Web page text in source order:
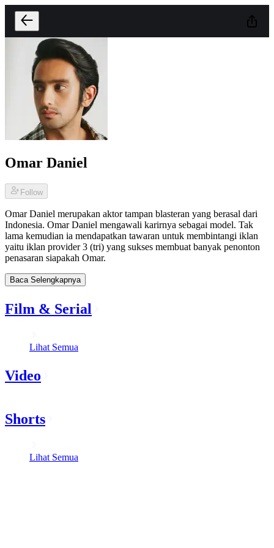
Omar Daniel
Follow
Omar Daniel merupakan aktor tampan blasteran yang berasal dari
Indonesia. Omar Daniel mengawali karirnya sebagai model. Tak
lama kemudian ia mendapatkan tawaran untuk membintangi iklan
yaitu iklan provider 3 (tri) yang sukses membuat banyak penonton
penasaran siapakah Omar.
Baca Selengkapnya
Film & Serial
Lihat Semua
Video
Shorts
Lihat Semua